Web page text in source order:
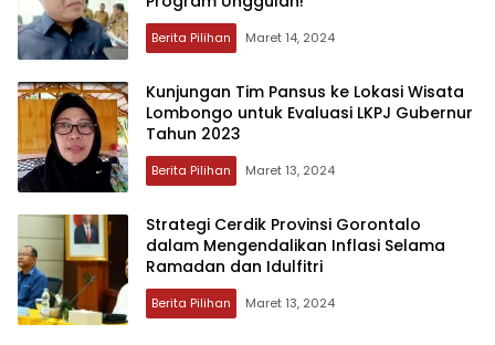
Berita Pilihan Maret 14, 2024
Kunjungan Tim Pansus ke Lokasi Wisata
Lombongo untuk Evaluasi LKPJ Gubernur
Tahun 2023
Berita Pilihan Maret 13, 2024
Strategi Cerdik Provinsi Gorontalo
dalam Mengendalikan Inflasi Selama
Ramadan dan Idulfitri
Berita Pilihan Maret 13, 2024